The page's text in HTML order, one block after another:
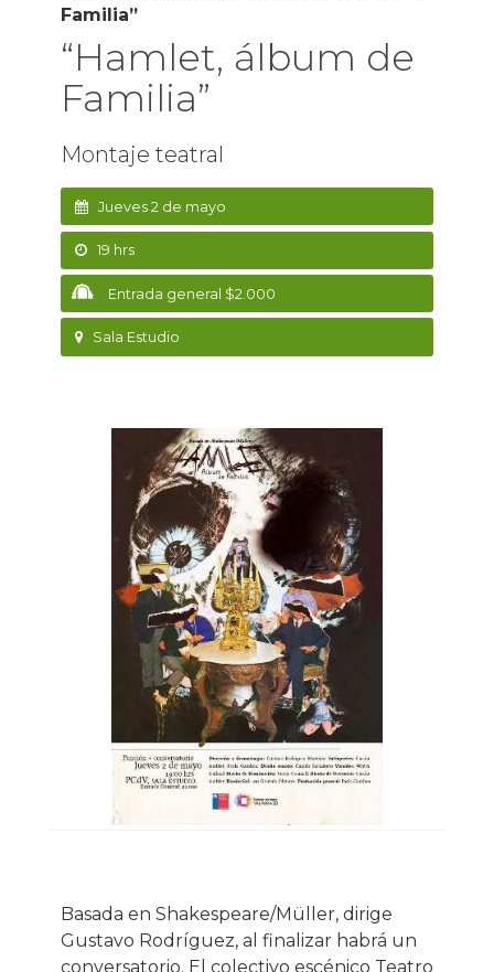
Familia”
“Hamlet, álbum de
Familia”
Montaje teatral
Jueves 2 de mayo
19 hrs
Entrada general $2.000
Sala Estudio
Basada en Shakespeare/Müller, dirige
Gustavo Rodríguez, al finalizar habrá un
conversatorio. El colectivo escénico Teatro